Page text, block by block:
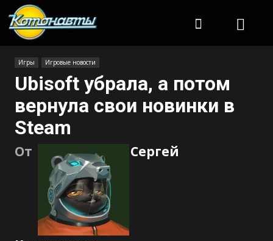
Игры Игровые новости
Ubisoft убрала, а потом
вернула свои новинки в
Steam
От Сергей